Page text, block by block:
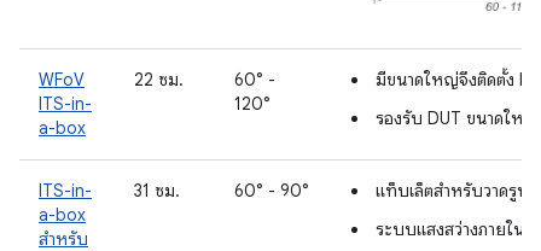
WFoV
ITS-in-
a-box
22 ซม.
60° -
120°
มีขนาดใหญ่จึงติดตั้ง
รองรับ DUT ขนาดให
ITS-in-
a-box
สำหรับ
31 ซม. 60° - 90°
แท็บเล็ตสำหรับวาดรูป
ระบบแสงสว่างภายใน